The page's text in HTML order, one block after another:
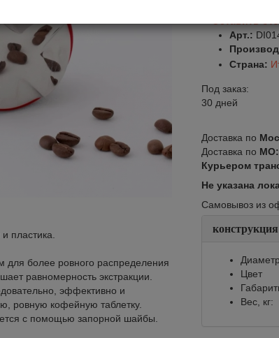
пластика.
для более ровного распределения
равномерность экстракции.
эффективно и
ровную кофейную таблетку.
с помощью запорной шайбы.
Арт.:
Страна:
Под заказ:
30 дней
Доставка по
Доставка по МО:
Курьером
Не указана
Самовывоз из
конструкция
Цвет
Вес, кг: